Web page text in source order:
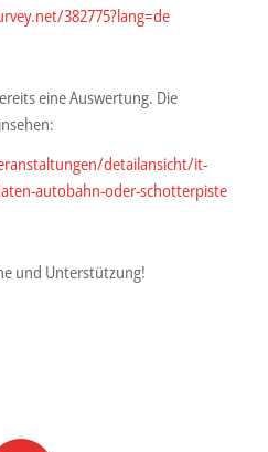
382775?lang=de
eine Auswertung. Die
detailansicht/it-
autobahn-oder-schotterpiste
und Unterstützung!